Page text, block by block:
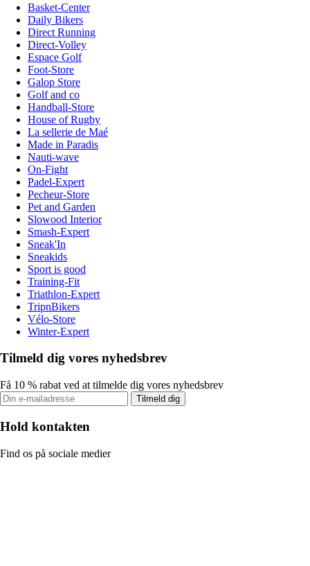
Basket-Center
Daily Bikers
Direct Running
Direct-Volley
Espace Golf
Foot-Store
Galop Store
Golf and co
Handball-Store
House of Rugby
La sellerie de Maé
Made in Paradis
Nauti-wave
On-Fight
Padel-Expert
Pecheur-Store
Pet and Garden
Slowood Interior
Smash-Expert
Sneak'In
Sneakids
Sport is good
Training-Fit
Triathlon-Expert
TripnBikers
Vélo-Store
Winter-Expert
Tilmeld dig vores nyhedsbrev
Få 10 % rabat ved at tilmelde dig vores nyhedsbrev
Tilmeld dig
Hold kontakten
Find os på sociale medier